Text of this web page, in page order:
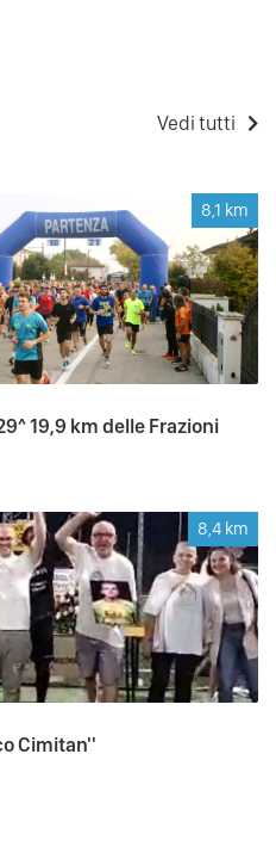
Vedi tutti
8,1 km
19,9 km delle Frazioni
8,4 km
Cimitan''